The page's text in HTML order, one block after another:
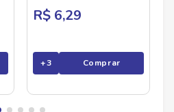
R$ 6,29
+3 Comprar